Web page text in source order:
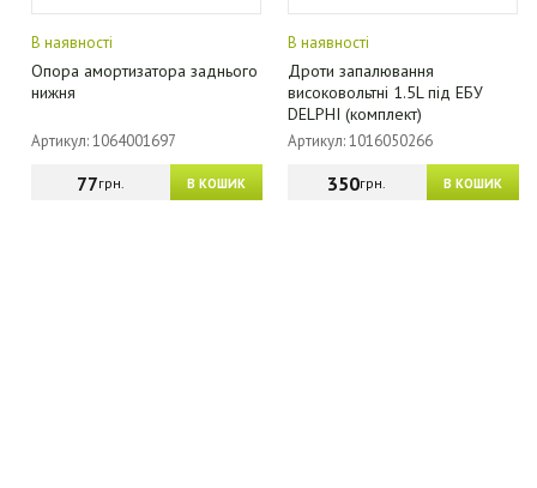
В наявності
Опора амортизатора заднього
нижня
Артикул: 1064001697
В КОШИК
77грн.
В наявності
Дроти запалювання
високовольтні 1.5L під ЕБУ
DELPHI (комплект)
Артикул: 1016050266
В КОШИК
350грн.